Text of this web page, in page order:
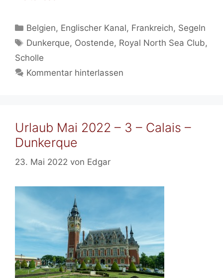
Kategorien
Belgien, Englischer Kanal, Frankreich, Segeln
Schlagwörter
Dunkerque, Oostende, Royal North Sea Club,
Scholle
Kommentar hinterlassen
Urlaub Mai 2022 – 3 – Calais –
Dunkerque
23. Mai 2022 von Edgar